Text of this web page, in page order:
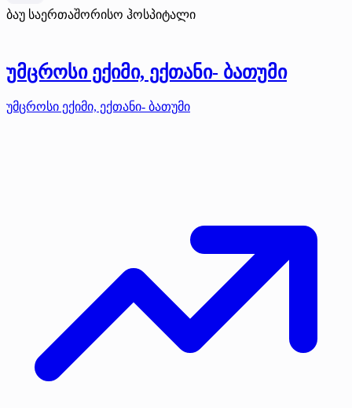
ბაუ საერთაშორისო ჰოსპიტალი
უმცროსი ექიმი, ექთანი- ბათუმი
უმცროსი ექიმი, ექთანი- ბათუმი